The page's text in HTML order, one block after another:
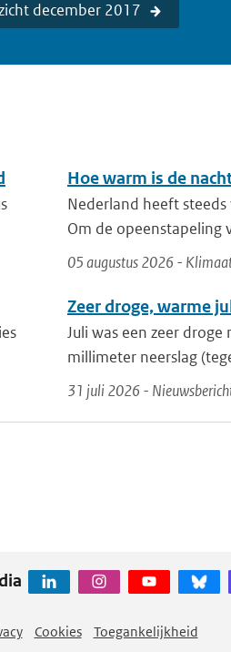
december 2017
Hoe warm is de
Nederland heeft
Om de opeenstapeling
05 augustus 2026 -
Zeer droge, warme
Juli was een zeer
millimeter neerslag
31 juli 2026 -
Cookies Toegankelijkheid